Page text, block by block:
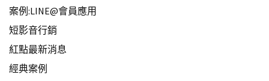
案例:LINE@會員應用
短影音行銷
紅點最新消息
經典案例